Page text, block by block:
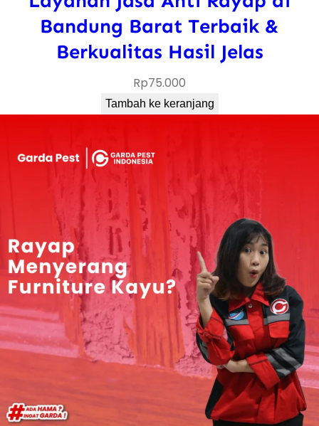
Bandung Barat Terbaik &
Berkualitas Hasil Jelas
Rp75.000
Tambah ke keranjang